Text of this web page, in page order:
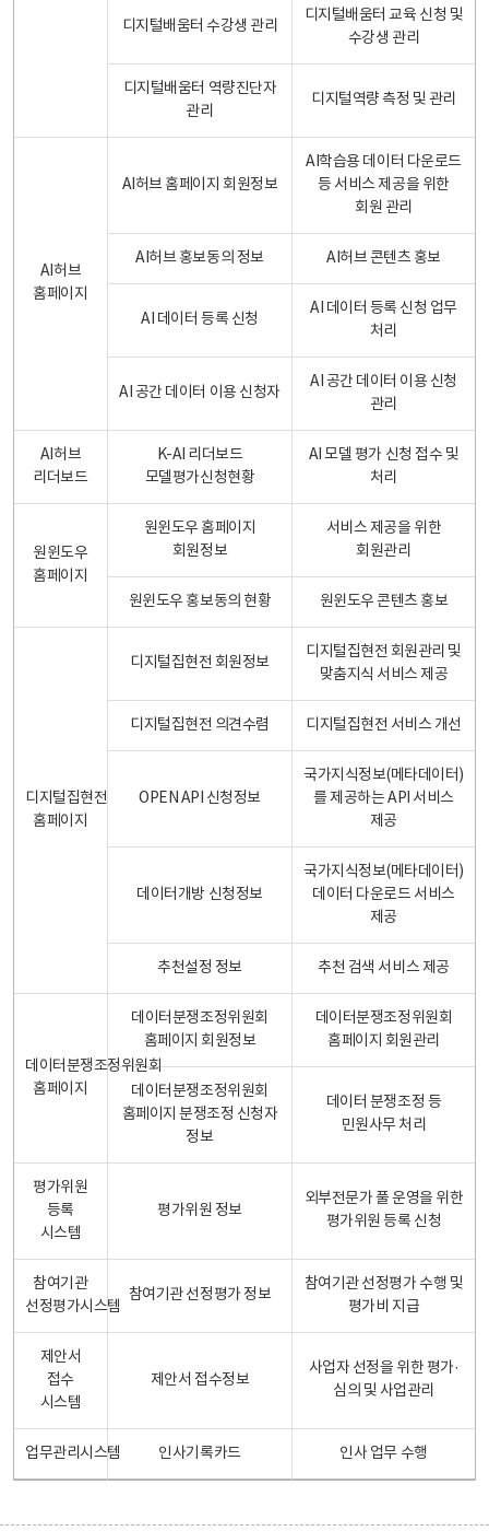
디지털배움터 수강생 관리
디지털배움터 교육 신청 및
수강생 관리
디지털배움터 역량진단자
관리
디지털역량 측정 및 관리
AI허브
홈페이지
AI허브 홈페이지 회원정보
AI학습용 데이터 다운로드
등 서비스 제공을 위한
회원 관리
AI허브 홍보동의 정보 AI허브 콘텐츠 홍보
AI 데이터 등록 신청
AI 데이터 등록 신청 업무
처리
AI 공간 데이터 이용 신청자
AI 공간 데이터 이용 신청
관리
AI허브
리더보드
K-AI 리더보드
모델평가신청현황
AI 모델 평가 신청 접수 및
처리
원윈도우
홈페이지
원윈도우 홈페이지
회원정보
서비스 제공을 위한
회원관리
원윈도우 홍보동의 현황 원윈도우 콘텐츠 홍보
디지털집현전
홈페이지
디지털집현전 회원정보
디지털집현전 회원관리 및
맞춤지식 서비스 제공
디지털집현전 의견수렴 디지털집현전 서비스 개선
OPEN API 신청정보
국가지식정보(메타데이터)
를 제공하는 API 서비스
제공
데이터개방 신청정보
국가지식정보(메타데이터)
데이터 다운로드 서비스
제공
추천설정 정보 추천 검색 서비스 제공
데이터분쟁조정위원회
홈페이지
데이터분쟁조정위원회
홈페이지 회원정보
데이터분쟁조정위원회
홈페이지 회원관리
데이터분쟁조정위원회
홈페이지 분쟁조정 신청자
정보
데이터 분쟁조정 등
민원사무 처리
평가위원
등록
시스템
평가위원 정보
외부전문가 풀 운영을 위한
평가위원 등록 신청
참여기관
선정평가시스템
참여기관 선정평가 정보
참여기관 선정평가 수행 및
평가비 지급
제안서
접수
시스템
제안서 접수정보
사업자 선정을 위한 평가·
심의 및 사업관리
업무관리시스템 인사기록카드 인사 업무 수행